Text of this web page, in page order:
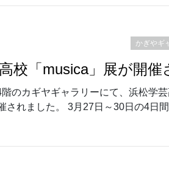
かぎやギ
校「musica」展が開催
のカギヤギャラリーにて、浜松学
されました。 3月27日～30日の4日